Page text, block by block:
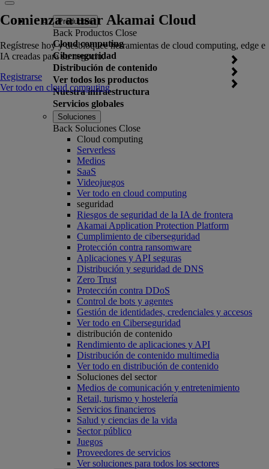
Productos
Back Productos Close
Cloud computing
Ciberseguridad
Distribución de contenido
Ver todos los productos
Nuestra infraestructura
Servicios globales
Comienza a usar Akamai Cloud
Regístrese hoy y desbloquee herramientas de cloud computing, edge e
IA creadas para su negocio.
Registrarse
Ver todo en cloud computing
Soluciones
Back Soluciones Close
Cloud computing
Serverless
Medios
SaaS
Videojuegos
Ver todo en cloud computing
seguridad
Riesgos de seguridad de la IA de frontera
Akamai Application Protection Platform
Cumplimiento de ciberseguridad
Protección contra ransomware
Aplicaciones y API seguras
Distribución y seguridad de DNS
Zero Trust
Protección contra DDoS
Control de bots y agentes
Gestión de identidades, credenciales y accesos
Ver todo en Ciberseguridad
distribución de contenido
Rendimiento de aplicaciones y API
Distribución de contenido multimedia
Ver todo en distribución de contenido
Soluciones del sector
Medios de comunicación y entretenimiento
Retail, turismo y hostelería
Servicios financieros
Salud y ciencias de la vida
Sector público
Juegos
Proveedores de servicios
Ver soluciones para todos los sectores